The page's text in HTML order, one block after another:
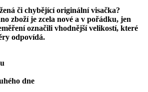
či chybějící originální visačka?
zboží je zcela nové a v pořádku, jen
označili vhodnější velikostí, které
odpovídá.
dne